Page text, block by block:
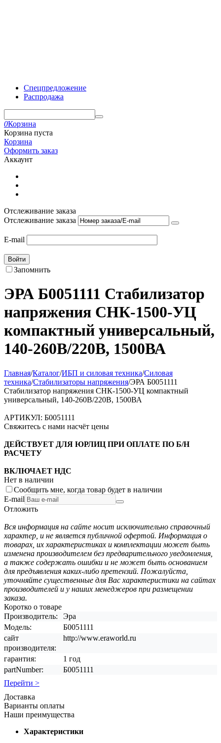
Спецпредложение
Распродажа
0Корзина
Корзина пуста
Корзина
Оформить заказ
Аккаунт
Отслеживание заказа
Отслеживание заказа
E-mail
Войти
Запомнить
ЭРА Б0051111 Стабилизатор
напряжения СНК-1500-УЦ
компактный универсальный,
140-260В/220В, 1500ВА
Главная/Каталог/ИБП и силовая техника/Силовая
техника/Стабилизаторы напряжения/ЭРА Б0051111
Стабилизатор напряжения СНК-1500-УЦ компактный
универсальный, 140-260В/220В, 1500ВА
АРТИКУЛ: Б0051111
Свяжитесь с нами насчёт цены
ДЕЙСТВУЕТ ДЛЯ ЮРЛИЦ ПРИ ОПЛАТЕ ПО Б/Н
РАСЧЕТУ
ВКЛЮЧАЕТ НДС
Нет в наличии
Сообщить мне, когда товар будет в наличии
E-mail
Отложить
Вся информация на сайте носит исключительно справочный
характер, и не является публичной офертой. Информация о
товарах, их характеристиках и комплектации может быть
изменена производителем без предварительного уведомления,
а также содержать ошибки и не может быть основанием
для предъявления каких-либо претензий. Пожалуйста,
уточняйте существенные для Вас характеристики на сайтах
производителей и у наших менеджеров при размещении
заказа.
Коротко о товаре
Производитель:
Эра
Модель:
Б0051111
сайт
производителя:
http://www.eraworld.ru
гарантия:
1 год
partNumber:
Б0051111
Перейти >
Доставка
Варианты оплаты
Наши преимущества
Характеристики